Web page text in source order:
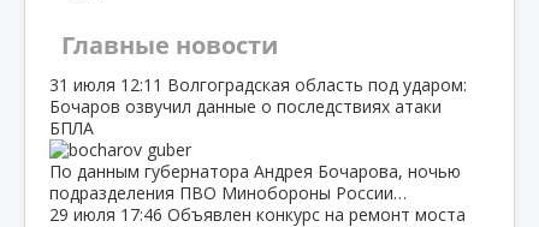
Главные новости
31 июля 12:11 Волгоградская область под ударом:
Бочаров озвучил данные о последствиях атаки
БПЛА
По данным губернатора Андрея Бочарова, ночью
подразделения ПВО Минобороны России…
29 июля 17:46 Объявлен конкурс на ремонт моста